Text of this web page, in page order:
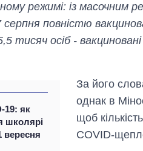
режимі: із
повністю
тисяч осіб -
19: як
школярі
вересня
За його
однак в
щоб
COVID-